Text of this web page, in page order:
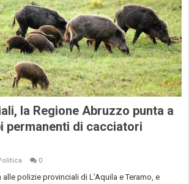
la Regione Abruzzo punta a
permanenti di cacciatori
0
alle polizie provinciali di L’Aquila e Teramo, e